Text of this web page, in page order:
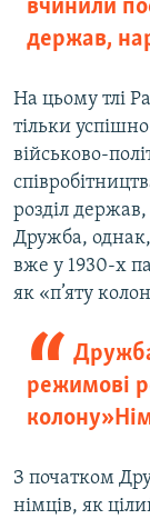
вчинили
держав,
На цьому тлі
тільки
військово-
розділ
Дружба,
вже у 1930-х
як «п’яту
режимові
колону»
З початком
німців, як